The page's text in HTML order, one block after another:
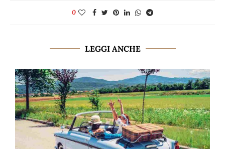
0
LEGGI ANCHE